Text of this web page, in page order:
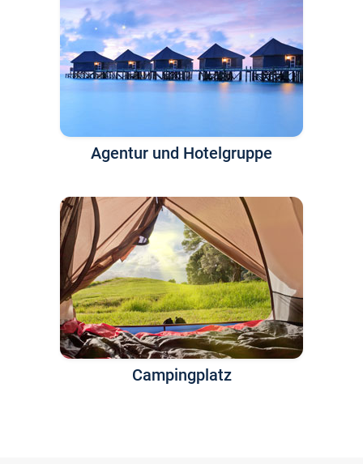
Agentur und Hotelgruppe
Campingplatz